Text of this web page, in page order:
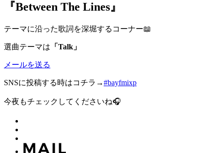
『Between The Lines』
テーマに沿った歌詞を深堀するコーナー📖
選曲テーマは 「Talk」
メールを送る
SNSに投稿する時はコチラ→#bayfmixp
今夜もチェックしてくださいね🎧